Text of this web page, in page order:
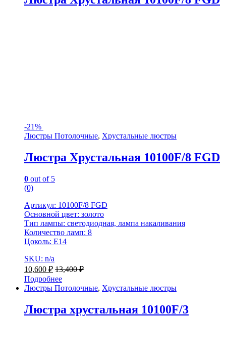
-21%
Люстры Потолочные, Хрустальные люстры
Люстра Хрустальная 10100F/8 FGD
0 out of 5
(0)
Артикул: 10100F/8 FGD
Основной цвет: золото
Тип лампы: светодиодная, лампа накаливания
Количество ламп: 8
Цоколь: Е14
SKU: n/a
10,600 ₽ 13,400₽
Подробнее
Люстры Потолочные, Хрустальные люстры
Люстра хрустальная 10100F/3